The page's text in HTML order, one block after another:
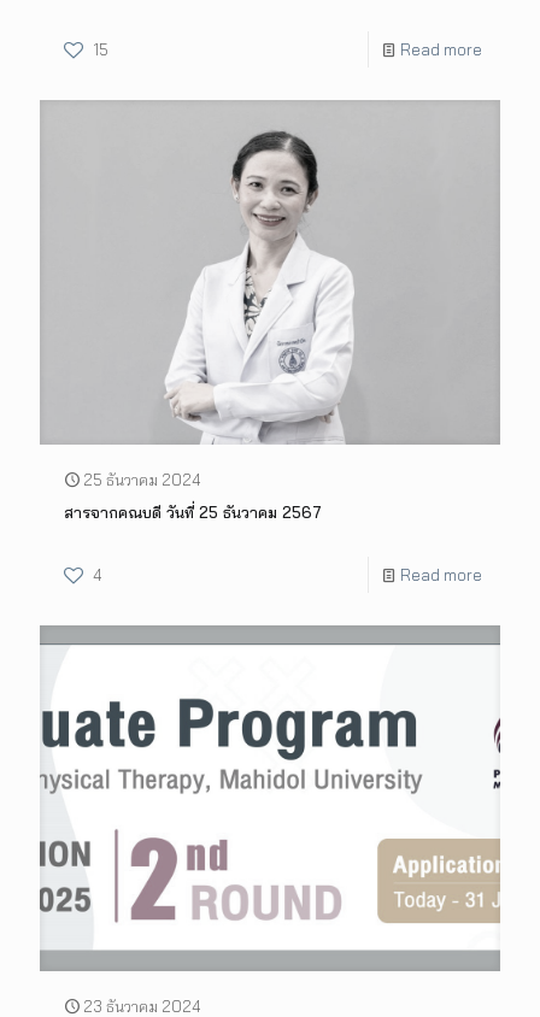
15 Read more
25 ธันวาคม 2024
สารจากคณบดี วันที่ 25 ธันวาคม 2567
4 Read more
23 ธันวาคม 2024